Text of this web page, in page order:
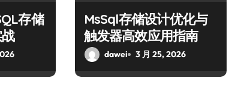
存储
MsSql存储设计优化与
触发器高效应用指南
dawei 3 月 25, 2026